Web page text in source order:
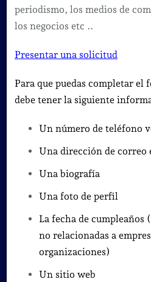
periodismo, los medios de
los negocios etc ..
Presentar una solicitud
Para que puedas completar
debe tener la siguiente
Un número de teléfono
Una dirección de
Una biografía
Una foto de perfil
La fecha de cumpleaños
no relacionadas a
organizaciones)
Un sitio web